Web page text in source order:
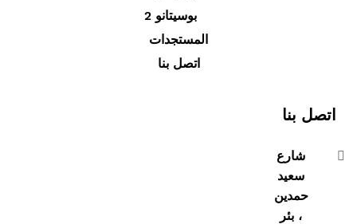
بوسيتانو 2
المستجدات
اتصل بنا
اتصل بنا
شارع
سعيد
حمدين
، بئر